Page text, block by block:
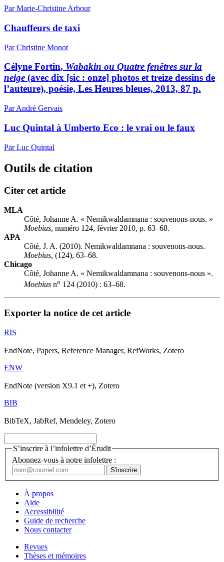
Par Marie-Christine Arbour
Chauffeurs de taxi
Par Christine Monot
Célyne Fortin, Wabakin ou Quatre fenêtres sur la
neige (avec dix [sic : onze] photos et treize dessins de
l’auteure), poésie, Les Heures bleues, 2013, 87 p.
Par André Gervais
Luc Quintal à Umberto Eco : le vrai ou le faux
Par Luc Quintal
Outils de citation
Citer cet article
MLA
Côté, Johanne A. « Nemikwaldamnana : souvenons-nous. »
Moebius, numéro 124, février 2010, p. 63–68.
APA
Côté, J. A. (2010). Nemikwaldamnana : souvenons-nous.
Moebius, (124), 63–68.
Chicago
Côté, Johanne A. « Nemikwaldamnana : souvenons-nous ».
Moebius no 124 (2010) : 63–68.
Exporter la notice de cet article
RIS
EndNote, Papers, Reference Manager, RefWorks, Zotero
ENW
EndNote (version X9.1 et +), Zotero
BIB
BibTeX, JabRef, Mendeley, Zotero
S’inscrire à l’infolettre d’Érudit
Abonnez-vous à notre infolettre :
À propos
Aide
Accessibilité
Guide de recherche
Nous contacter
Revues
Thèses et mémoires